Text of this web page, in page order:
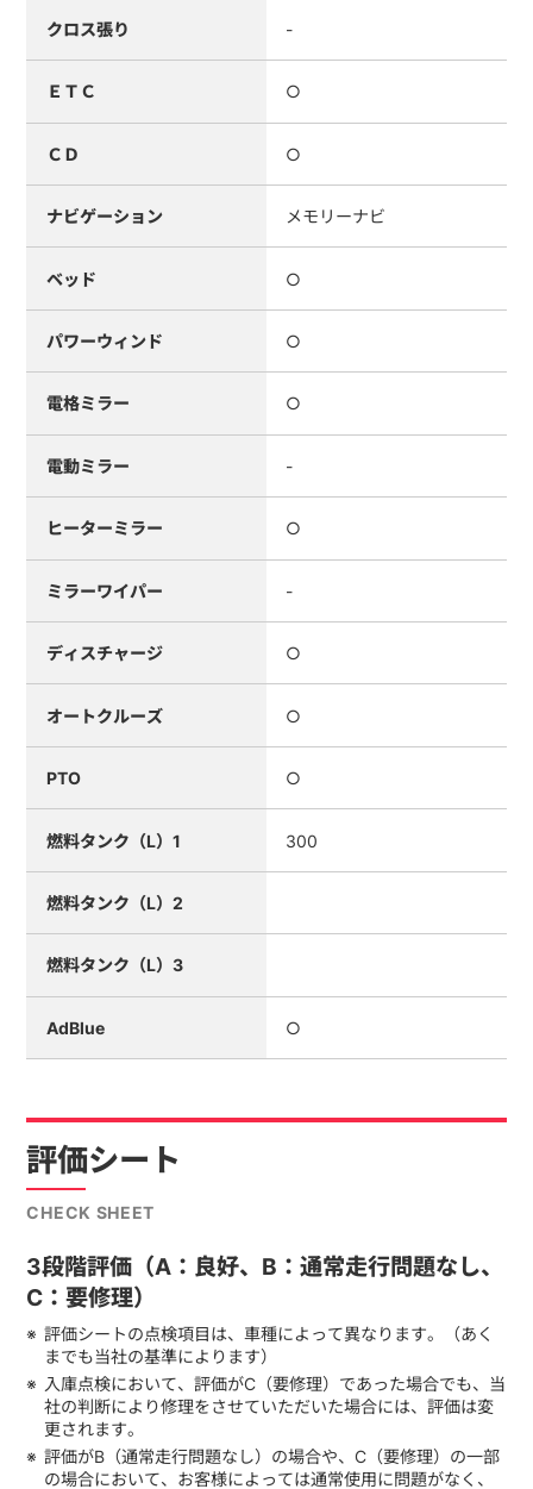
クロス張り -
ＥＴＣ ○
ＣＤ ○
ナビゲーション メモリーナビ
ベッド ○
パワーウィンド ○
電格ミラー ○
電動ミラー -
ヒーターミラー ○
ミラーワイパー -
ディスチャージ ○
オートクルーズ ○
PTO ○
燃料タンク（L）1 300
燃料タンク（L）2
燃料タンク（L）3
AdBlue ○
評価シート
CHECK SHEET
3段階評価（A：良好、B：通常走行問題なし、
C：要修理）
評価シートの点検項目は、車種によって異なります。（あく
までも当社の基準によります）
入庫点検において、評価がC（要修理）であった場合でも、当
社の判断により修理をさせていただいた場合には、評価は変
更されます。
評価がB（通常走行問題なし）の場合や、C（要修理）の一部
の場合において、お客様によっては通常使用に問題がなく、